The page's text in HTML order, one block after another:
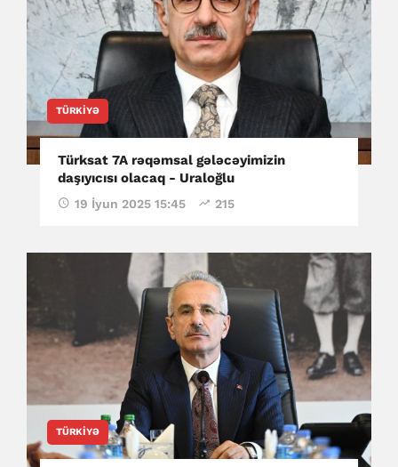
TÜRKIYƏ
Türksat 7A rəqəmsal gələcəyimizin
daşıyıcısı olacaq - Uraloğlu
19 İyun 2025 15:45 215
TÜRKIYƏ